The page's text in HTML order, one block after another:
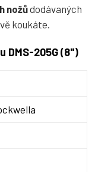
nožůdodávaných
koukáte.
DMS-205G (8")